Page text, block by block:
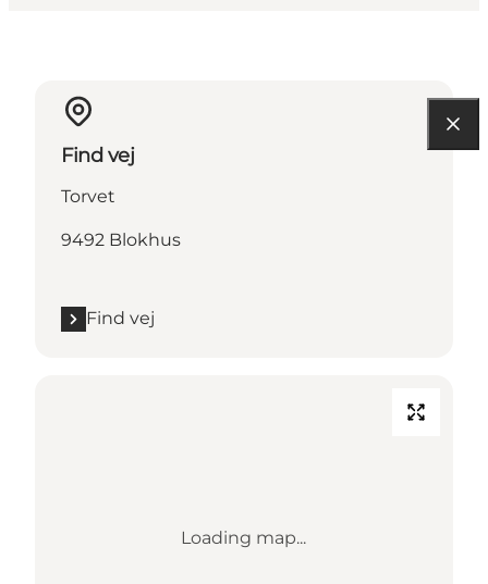
Find vej
Torvet
9492 Blokhus
Find vej
Loading map...